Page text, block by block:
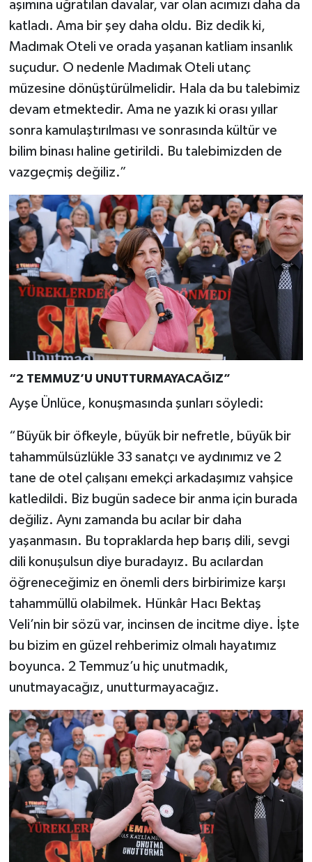
aşımına uğratılan davalar, var olan acımızı daha da
katladı. Ama bir şey daha oldu. Biz dedik ki,
Madımak Oteli ve orada yaşanan katliam insanlık
suçudur. O nedenle Madımak Oteli utanç
müzesine dönüştürülmelidir. Hala da bu talebimiz
devam etmektedir. Ama ne yazık ki orası yıllar
sonra kamulaştırılması ve sonrasında kültür ve
bilim binası haline getirildi. Bu talebimizden de
vazgeçmiş değiliz.”
“2 TEMMUZ’U UNUTTURMAYACAĞIZ”
Ayşe Ünlüce, konuşmasında şunları söyledi:
“Büyük bir öfkeyle, büyük bir nefretle, büyük bir
tahammülsüzlükle 33 sanatçı ve aydınımız ve 2
tane de otel çalışanı emekçi arkadaşımız vahşice
katledildi. Biz bugün sadece bir anma için burada
değiliz. Aynı zamanda bu acılar bir daha
yaşanmasın. Bu topraklarda hep barış dili, sevgi
dili konuşulsun diye buradayız. Bu acılardan
öğreneceğimiz en önemli ders birbirimize karşı
tahammüllü olabilmek. Hünkâr Hacı Bektaş
Veli’nin bir sözü var, incinsen de incitme diye. İşte
bu bizim en güzel rehberimiz olmalı hayatımız
boyunca. 2 Temmuz’u hiç unutmadık,
unutmayacağız, unutturmayacağız.